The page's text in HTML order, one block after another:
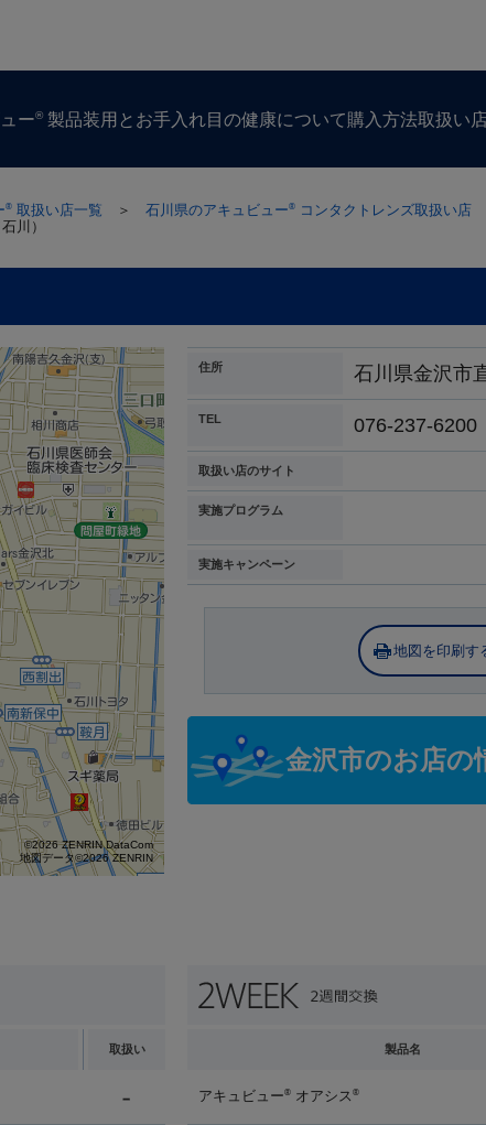
ー® 製品装用とお手入れ目の​健康に​ついて購入方​法取扱い​
® 取扱い店一覧 ＞ 石川県のアキュビュー® コンタクトレンズ取扱い店
川）
©2026 ZENRIN DataCom
地図データ©2026 ZENRIN
住所 石川県金沢市
TEL 076-237-6200
取扱い店のサイト
実施プログラム
実施キャンペーン
地図を印刷す
金沢市のお店の
取扱い 製品名
アキュビュー® オアシス ®